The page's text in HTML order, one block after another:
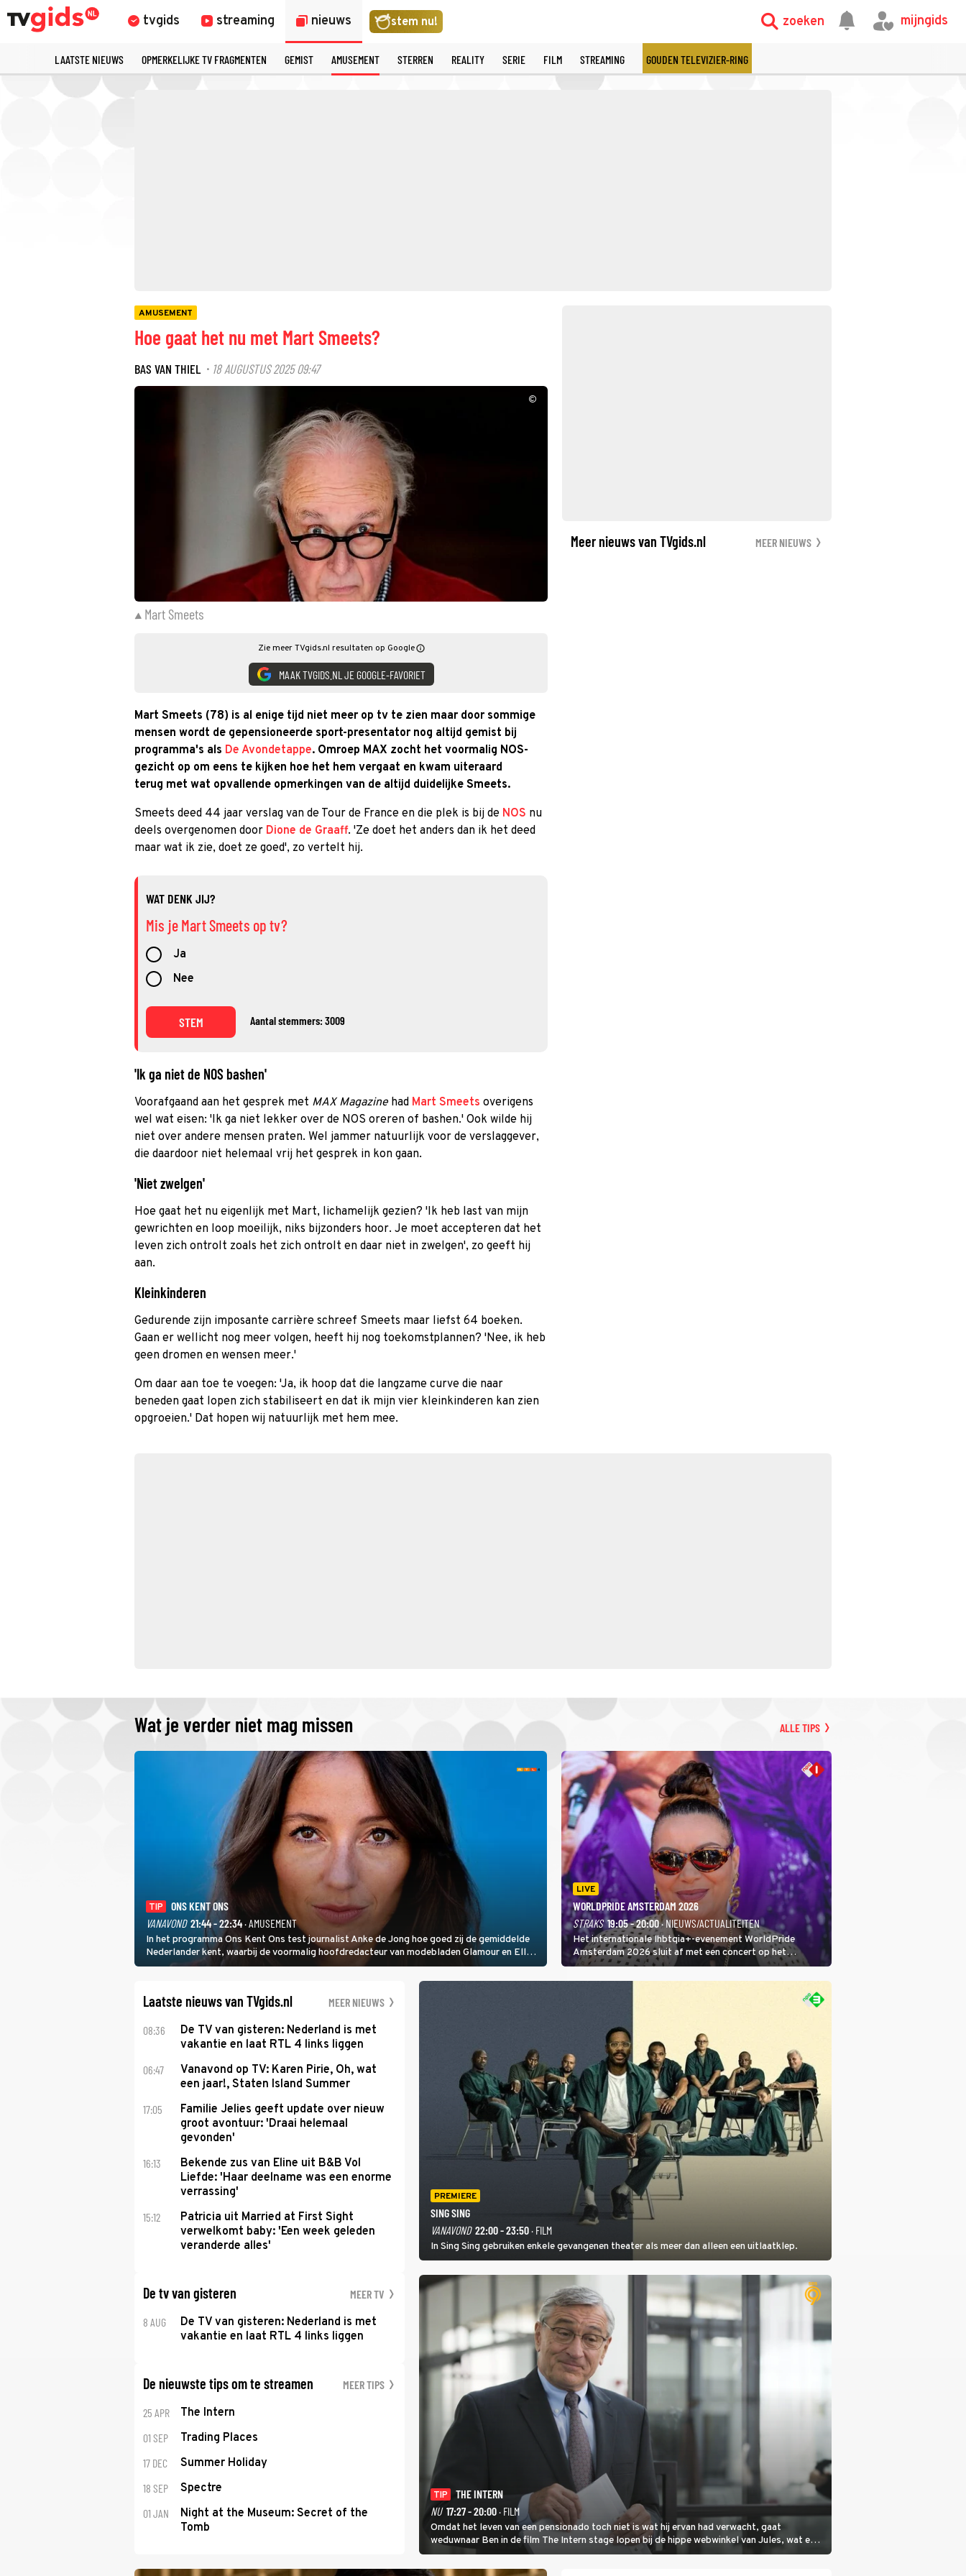
tvgids streaming nieuws stem nu! zoeken mijngids
LAATSTE NIEUWS OPMERKELIJKE TV FRAGMENTEN GEMIST AMUSEMENT STERREN REALITY SERIE FILM STREAMING GOUDEN TELEVIZIER-RING
AMUSEMENT
Hoe gaat het nu met Mart Smeets?
BAS VAN THIEL· 18 AUGUSTUS 2025 09:47
©
Mart Smeets
Zie meer TVgids.nl resultaten op Google
MAAK TVGIDS.NL JE GOOGLE-FAVORIET
Mart Smeets (78) is al enige tijd niet meer op tv te zien maar door sommige
mensen wordt de gepensioneerde sport-presentator nog altijd gemist bij
programma's als De Avondetappe. Omroep MAX zocht het voormalig NOS-
gezicht op om eens te kijken hoe het hem vergaat en kwam uiteraard
terug met wat opvallende opmerkingen van de altijd duidelijke Smeets.
Smeets deed 44 jaar verslag van de Tour de France en die plek is bij de NOS nu
deels overgenomen door Dione de Graaff. 'Ze doet het anders dan ik het deed
maar wat ik zie, doet ze goed', zo vertelt hij.
WAT DENK JIJ?
Mis je Mart Smeets op tv?
Ja
Nee
STEM Aantal stemmers: 3009
'Ik ga niet de NOS bashen'
Voorafgaand aan het gesprek met MAX Magazinehad Mart Smeets overigens
wel wat eisen: 'Ik ga niet lekker over de NOS oreren of bashen.' Ook wilde hij
niet over andere mensen praten. Wel jammer natuurlijk voor de verslaggever,
die daardoor niet helemaal vrij het gesprek in kon gaan.
'Niet zwelgen'
Hoe gaat het nu eigenlijk met Mart, lichamelijk gezien? 'Ik heb last van mijn
gewrichten en loop moeilijk, niks bijzonders hoor. Je moet accepteren dat het
leven zich ontrolt zoals het zich ontrolt en daar niet in zwelgen', zo geeft hij
aan.
Kleinkinderen
Gedurende zijn imposante carrière schreef Smeets maar liefst 64 boeken.
Gaan er wellicht nog meer volgen, heeft hij nog toekomstplannen? 'Nee, ik heb
geen dromen en wensen meer.'
Om daar aan toe te voegen: 'Ja, ik hoop dat die langzame curve die naar
beneden gaat lopen zich stabiliseert en dat ik mijn vier kleinkinderen kan zien
opgroeien.' Dat hopen wij natuurlijk met hem mee.
Meer nieuws van TVgids.nl MEER NIEUWS
Wat je verder niet mag missen ALLE TIPS
TIP
ONS KENT ONS
VANAVOND 21:44 - 22:34· AMUSEMENT
In het programma Ons Kent Ons test journalist Anke de Jong hoe goed zij de gemiddelde
Nederlander kent, waarbij de voormalig hoofdredacteur van modebladen Glamour en Elle
het samen met rapper Keizer opneemt tegen Edson da Graça en Marc-Marie Huijbregts.
LIVE
WORLDPRIDE AMSTERDAM 2026
STRAKS 19:05 - 20:00· NIEUWS/ACTUALITEITEN
Het internationale lhbtqia+-evenement WorldPride
Amsterdam 2026 sluit af met een concert op het
Amsterdamse Museumplein. Anita Doth is een van de
optredende artiesten. In de jaren 90 veroverde ze de
Laatste nieuws van TVgids.nl MEER NIEUWS
08:36
De TV van gisteren: Nederland is met
vakantie en laat RTL 4 links liggen
06:47
Vanavond op TV: Karen Pirie, Oh, wat
een jaar!, Staten Island Summer
17:05
Familie Jelies geeft update over nieuw
groot avontuur: 'Draai helemaal
gevonden'
16:13
Bekende zus van Eline uit B&B Vol
Liefde: 'Haar deelname was een enorme
verrassing'
15:12
Patricia uit Married at First Sight
verwelkomt baby: 'Een week geleden
veranderde alles'
De tv van gisteren MEER TV
8 AUG
De TV van gisteren: Nederland is met
vakantie en laat RTL 4 links liggen
De nieuwste tips om te streamen MEER TIPS
25 APR The Intern
01 SEP Trading Places
17 DEC Summer Holiday
18 SEP Spectre
01 JAN
Night at the Museum: Secret of the
Tomb
PREMIERE
SING SING
VANAVOND 22:00 - 23:50· FILM
In Sing Sing gebruiken enkele gevangenen theater als meer dan alleen een uitlaatklep.
TIP
THE INTERN
NU 17:27 - 20:00· FILM
Omdat het leven van een pensionado toch niet is wat hij ervan had verwacht, gaat
weduwnaar Ben in de film The Intern stage lopen bij de hippe webwinkel van Jules, wat een
gouden zet blijkt te zijn.